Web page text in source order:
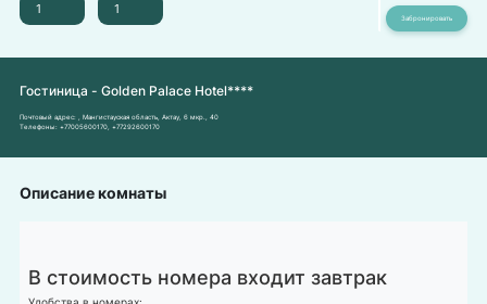
Гостиница - Golden Palace Hotel****
Почтовый адрес:
, Мангистауская область, Актау, 6 мкр., 40
Телефоны: +77005600170 +77292600170
Описание комнаты